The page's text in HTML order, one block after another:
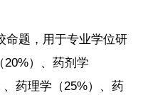
题，用于专业学位研
20%）、药剂学
、药理学（25%）、药